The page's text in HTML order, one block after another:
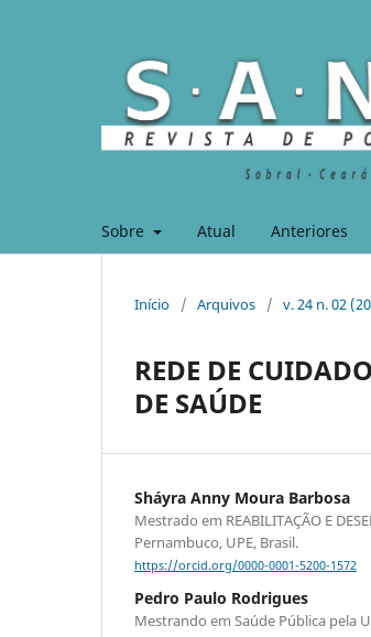
Sobre Atual Anteriores
Início / Arquivos / v. 24 n. 02
REDE DE
DE SAÚDE
Sháyra Anny Moura Barbosa
Mestrado em REABILITAÇÃO E
Pernambuco, UPE, Brasil.
https://orcid.org/0000-0001-5200-1572
Pedro Paulo Rodrigues
Mestrando em Saúde Pública pela